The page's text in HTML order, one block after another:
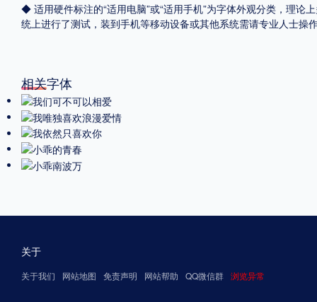
◆ 适用硬件标注的“适用电脑”或“适用手机”为字体外观分类，理论
统上进行了测试，装到手机等移动设备或其他系统需请专业人士
相关字体
关于
关于我们 网站地图 免责声明 网站帮助 QQ微信群 浏览异常